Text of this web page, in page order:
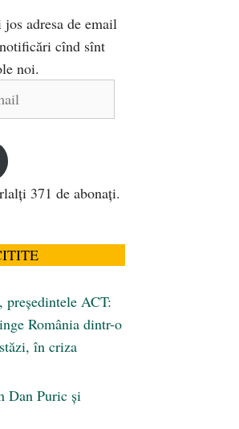
adresa de email
cînd sînt
noi.
371 de abonați.
ACT:
România dintr-o
în criza
Dan Puric şi